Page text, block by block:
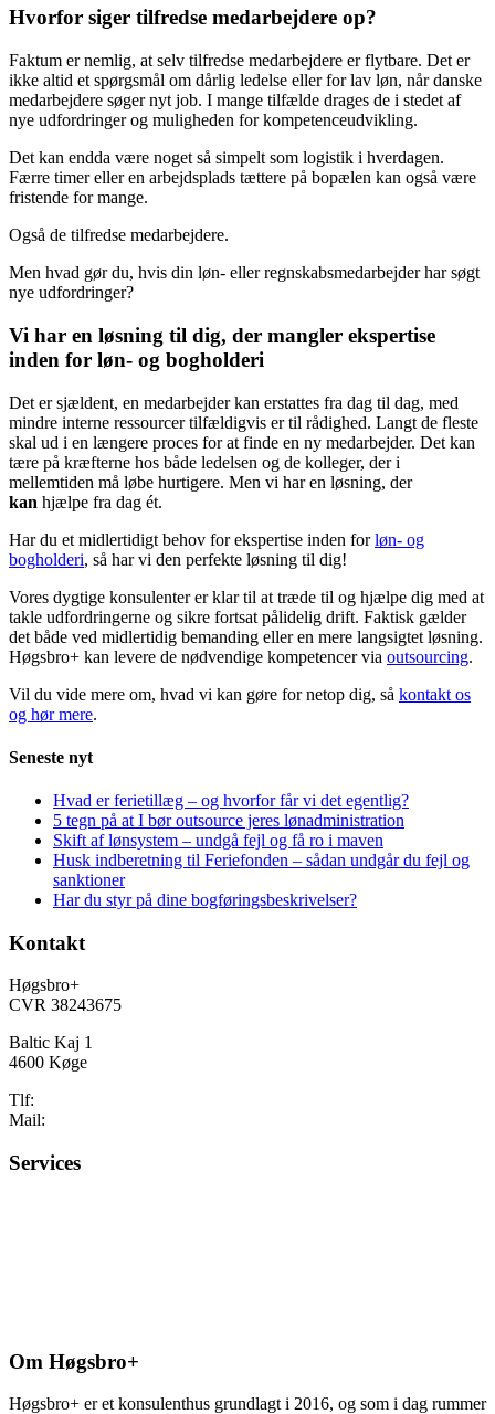
Hvorfor siger tilfredse medarbejdere op?
Faktum er nemlig, at selv tilfredse medarbejdere er flytbare. Det er
ikke altid et spørgsmål om dårlig ledelse eller for lav løn, når danske
medarbejdere søger nyt job. I mange tilfælde drages de i stedet af
nye udfordringer og muligheden for kompetenceudvikling.
Det kan endda være noget så simpelt som logistik i hverdagen.
Færre timer eller en arbejdsplads tættere på bopælen kan også være
fristende for mange.
Også de tilfredse medarbejdere.
Men hvad gør du, hvis din løn- eller regnskabsmedarbejder har søgt
nye udfordringer?
Vi har en løsning til dig, der mangler ekspertise
inden for løn- og bogholderi
Det er sjældent, en medarbejder kan erstattes fra dag til dag, med
mindre interne ressourcer tilfældigvis er til rådighed. Langt de fleste
skal ud i en længere proces for at finde en ny medarbejder. Det kan
tære på kræfterne hos både ledelsen og de kolleger, der i
mellemtiden må løbe hurtigere. Men vi har en løsning, der
kan hjælpe fra dag ét.
Har du et midlertidigt behov for ekspertise inden forløn- og
bogholderi, så har vi den perfekte løsning til dig!
Vores dygtige konsulenter er klar til at træde til og hjælpe dig med at
takle udfordringerne og sikre fortsat pålidelig drift. Faktisk gælder
det både ved midlertidig bemanding eller en mere langsigtet løsning.
Høgsbro+ kan levere de nødvendige kompetencer via outsourcing.
Vil du vide mere om, hvad vi kan gøre for netop dig, så kontakt os
og hør mere.
Seneste nyt
Hvad er ferietillæg – og hvorfor får vi det egentlig?
5 tegn på at I bør outsource jeres lønadministration
Skift af lønsystem – undgå fejl og få ro i maven
Husk indberetning til Feriefonden – sådan undgår du fejl og
sanktioner
Har du styr på dine bogføringsbeskrivelser?
Kontakt
Høgsbro+
CVR 38243675
Baltic Kaj 1
4600 Køge
Tlf:
Mail:
Services
Om Høgsbro+
Høgsbro+ er et konsulenthus grundlagt i 2016, og som i dag rummer